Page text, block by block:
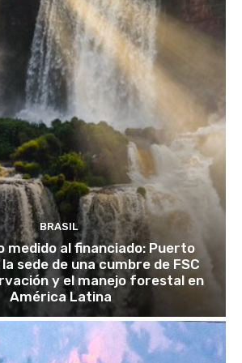
BRASIL
medido al financiado: Puerto
sede de una cumbre de FSC
y el manejo forestal en
América Latina